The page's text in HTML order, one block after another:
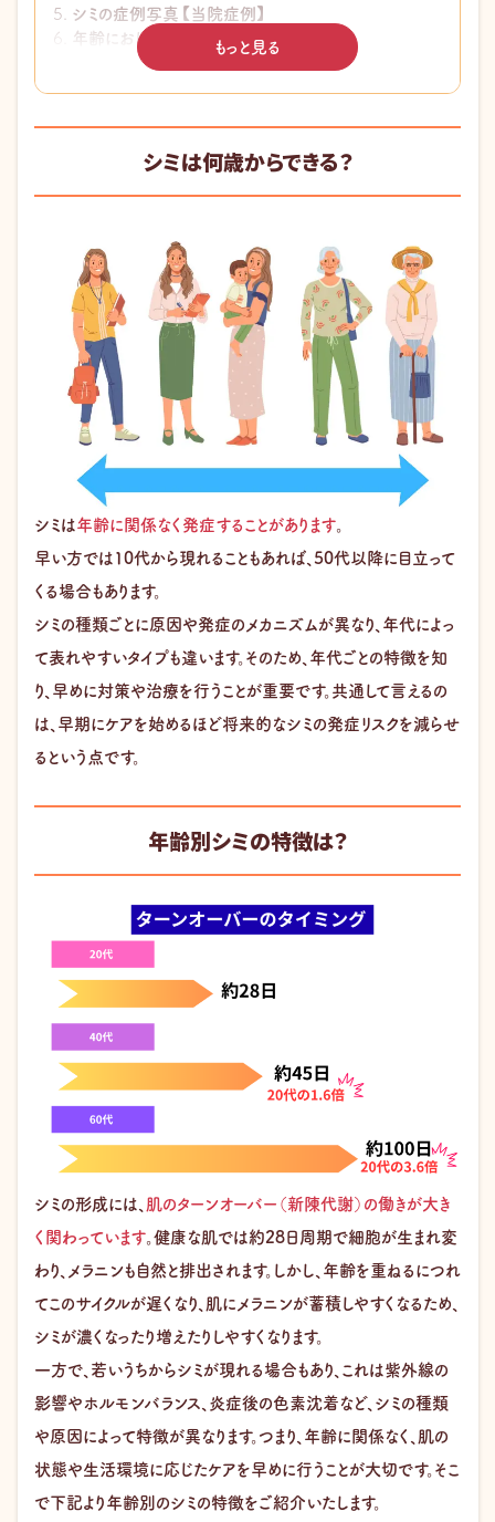
シミの症例写真【当院症例】
年齢におけるシミのよくある質問
このページの監修医師
もっと見る
シミは何歳からできる？
シミは年齢に関係なく発症することがあります
早い方では10代から現れることもあれば、50代以降に目立って
くる場合もあります。
シミの種類ごとに原因や発症のメカニズムが異なり、年代によっ
て表れやすいタイプも違います。そのため、年代ごとの特徴を知
り、早めに対策や治療を行うことが重要です。共通して言えるの
は、早期にケアを始めるほど将来的なシミの発症リスクを減らせ
るという点です。
年齢別シミの特徴は？
シミの形成には、 肌のターンオーバー（新陳代謝）の働きが大き
く関わっています 。健康な肌では約28日周期で細胞が生まれ変
わり、メラニンも自然と排出されます。しかし、年齢を重ねるにつれ
てこのサイクルが遅くなり、肌にメラニンが蓄積しやすくなるため、
シミが濃くなったり増えたりしやすくなります。
一方で、若いうちからシミが現れる場合もあり、これは紫外線の
影響やホルモンバランス、炎症後の色素沈着など、シミの種類
や原因によって特徴が異なります。つまり、年齢に関係なく、肌の
状態や生活環境に応じたケアを早めに行うことが大切です。そこ
で下記より年齢別のシミの特徴をご紹介いたします。